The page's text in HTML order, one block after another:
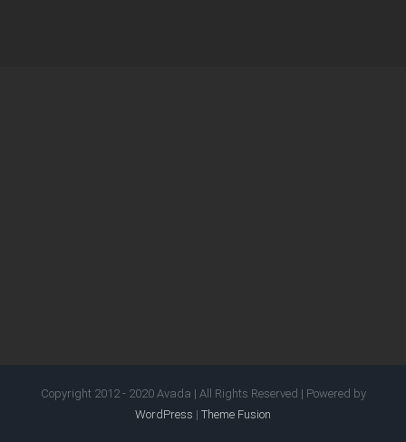
Copyright 2012 - 2020 Avada | All Rights Reserved | Powered by
WordPress | Theme Fusion